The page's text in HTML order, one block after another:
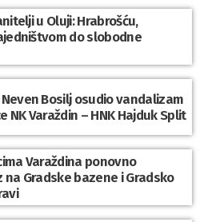
u Oluji: Hrabrošću,
do slobodne
Bosilj osudio vandalizam
NK Varaždin – HNK Hajduk Split
Varaždina ponovno
Gradske bazene i Gradsko